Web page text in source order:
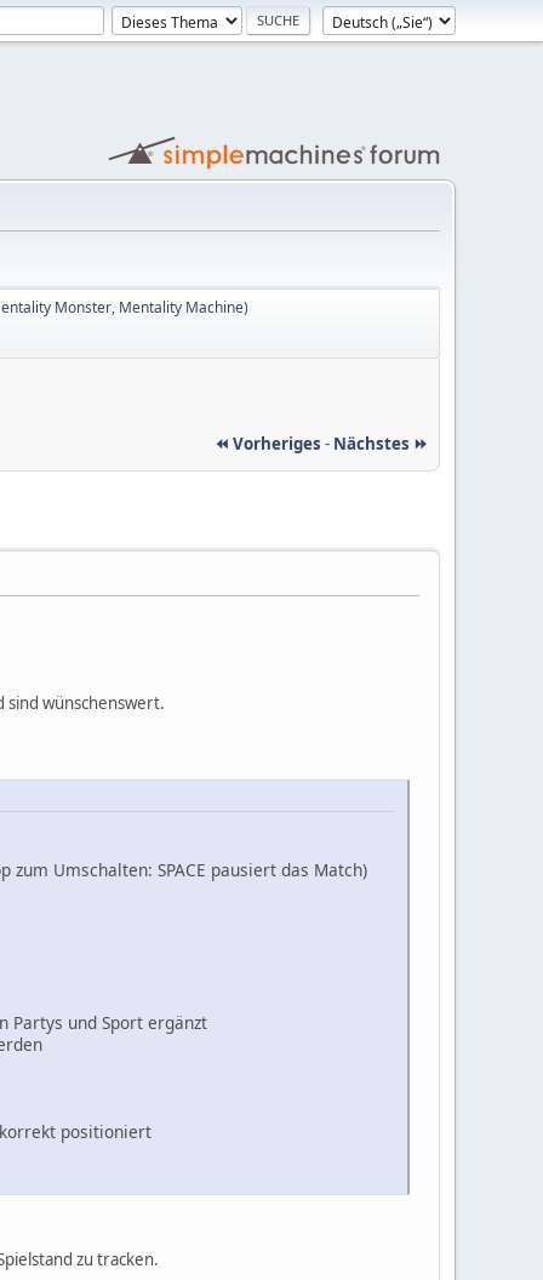
Monster, Mentality Machine)
⏪ Vorheriges - Nächstes ⏩
wünschenswert.
Umschalten: SPACE pausiert das Match)
Partys und Sport ergänzt
positioniert
zu tracken.